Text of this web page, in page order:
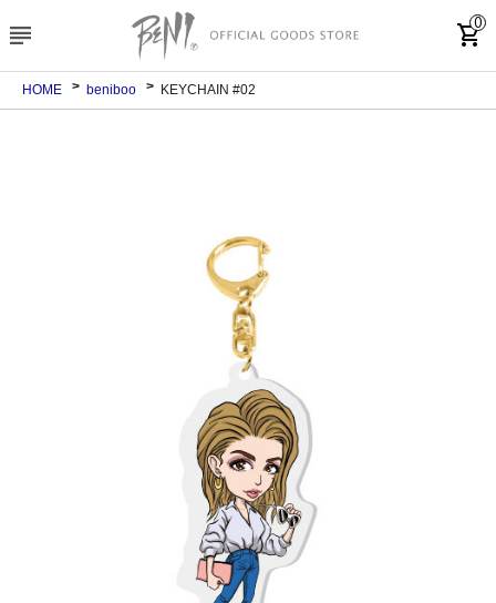
subject shopping_cart
0
HOME beniboo KEYCHAIN #02